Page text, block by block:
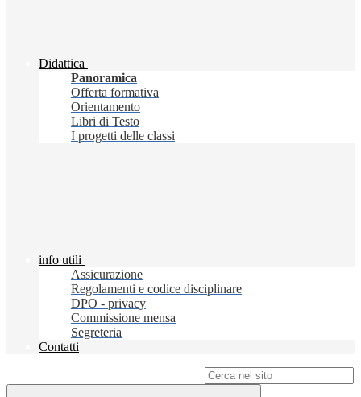
Didattica
Panoramica
Offerta formativa
Orientamento
Libri di Testo
I progetti delle classi
info utili
Assicurazione
Regolamenti e codice disciplinare
DPO - privacy
Commissione mensa
Segreteria
Contatti